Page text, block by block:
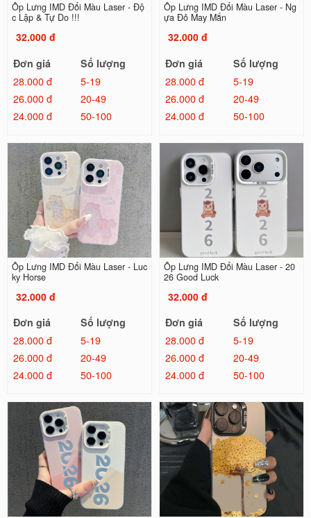
Ốp Lưng IMD Đổi Màu Laser - Độ
c Lập & Tự Do !!!
32.000 đ
Đơn giá
Số lượng
28.000 đ
5-19
26.000 đ
20-49
24.000 đ
50-100
Ốp Lưng IMD Đổi Màu Laser - Ng
ựa Đỏ May Mắn
32.000 đ
Đơn giá
Số lượng
28.000 đ
5-19
26.000 đ
20-49
24.000 đ
50-100
Ốp Lưng IMD Đổi Màu Laser - Luc
ky Horse
32.000 đ
Đơn giá
Số lượng
28.000 đ
5-19
26.000 đ
20-49
24.000 đ
50-100
Ốp Lưng IMD Đổi Màu Laser - 20
26 Good Luck
32.000 đ
Đơn giá
Số lượng
28.000 đ
5-19
26.000 đ
20-49
24.000 đ
50-100